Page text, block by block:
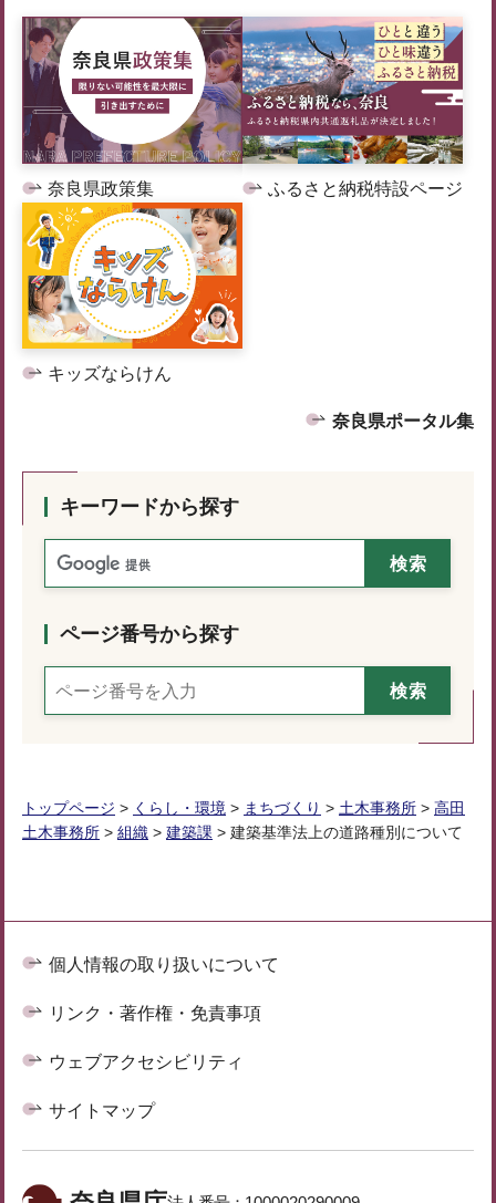
奈良県政策集 ふるさと納税特設ページ
キッズならけん
奈良県ポータル集
キーワードから探す
ページ番号から探す
トップページ > くらし・環境 > まちづくり > 土木事務所 > 高田
土木事務所 > 組織 > 建築課 > 建築基準法上の道路種別について
個人情報の取り扱いについて
リンク・著作権・免責事項
ウェブアクセシビリティ
サイトマップ